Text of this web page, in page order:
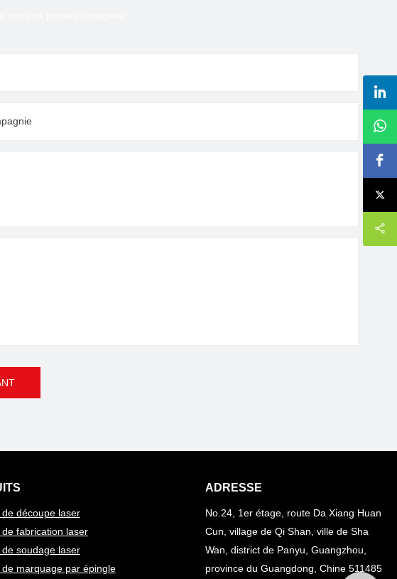
de découpe laser
de fabrication laser
de soudage laser
de marquage par épingle
ADRESSE
No.24, 1er étage, route Da Xiang Huan
Cun, village de Qi Shan, ville de Sha
Wan, district de Panyu, Guangzhou,
province du Guangdong, Chine 511485